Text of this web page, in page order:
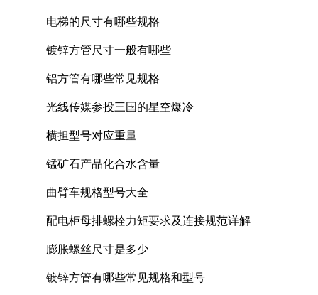
电梯的尺寸有哪些规格
镀锌方管尺寸一般有哪些
铝方管有哪些常见规格
光线传媒参投三国的星空爆冷
横担型号对应重量
锰矿石产品化合水含量
曲臂车规格型号大全
配电柜母排螺栓力矩要求及连接规范详解
膨胀螺丝尺寸是多少
镀锌方管有哪些常见规格和型号